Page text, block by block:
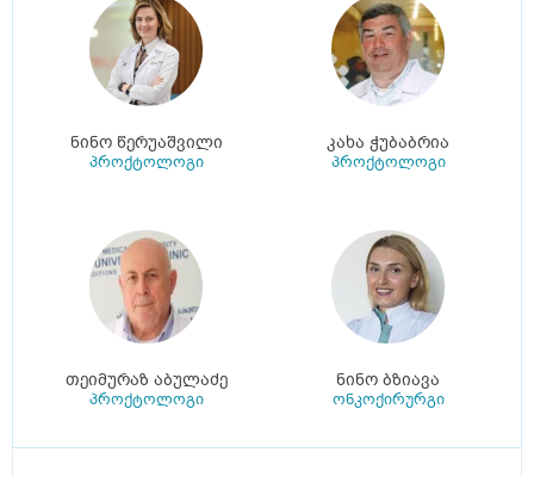
ნინო წერუაშვილი
პროქტოლოგი
კახა ჭუბაბრია
პროქტოლოგი
თეიმურაზ აბულაძე
პროქტოლოგი
ნინო ბზიავა
ონკოქირურგი